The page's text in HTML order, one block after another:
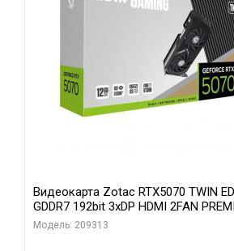
Видеокарта Zotac RTX5070 TWIN
GDDR7 192bit 3xDP HDMI 2FAN
Модель: 209313